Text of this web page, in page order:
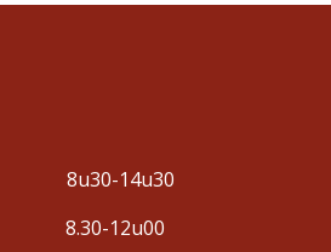
8u30-14u30
8.30-12u00